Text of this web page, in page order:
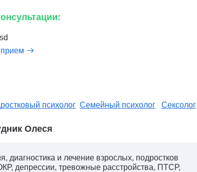
психолог Семейный психолог Сексолог
Олеся
диагностика и лечение взрослых, подростков
депрессии, тревожные расстройства, ПТСР,